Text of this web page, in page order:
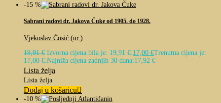
-15 %
Sabrani radovi dr. Jakova Čuke od 1905. do 1928.
Vjekoslav Ćosić (ur.)
19,91€ Izvorna cijena bila je: 19,91 €. 17,00 €Trenutna cijena je:
17,00 €. Najniža cijena zadnjih 30 dana:17,92 €
Lista želja
Lista želja
Dodaj u košaricu
-10 %